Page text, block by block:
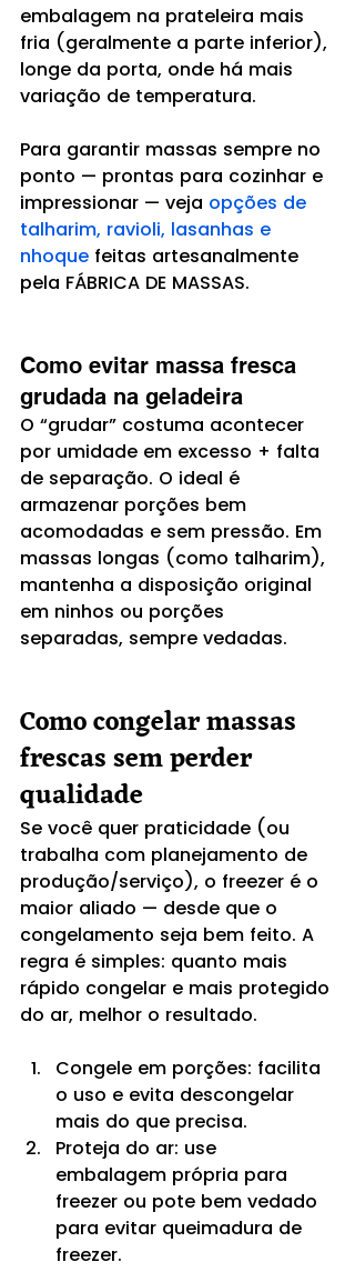
embalagem na prateleira mais
fria (geralmente a parte inferior),
longe da porta, onde há mais
variação de temperatura.
Para garantir massas sempre no
ponto — prontas para cozinhar e
impressionar — veja opções de
talharim, ravioli, lasanhas e
nhoque feitas artesanalmente
pela FÁBRICA DE MASSAS.
Como evitar massa fresca
grudada na geladeira
O “grudar” costuma acontecer
por umidade em excesso + falta
de separação. O ideal é
armazenar porções bem
acomodadas e sem pressão. Em
massas longas (como talharim),
mantenha a disposição original
em ninhos ou porções
separadas, sempre vedadas.
Como congelar massas
frescas sem perder
qualidade
Se você quer praticidade (ou
trabalha com planejamento de
produção/serviço), o freezer é o
maior aliado — desde que o
congelamento seja bem feito. A
regra é simples: quanto mais
rápido congelar e mais protegido
do ar, melhor o resultado.
Congele em porções: facilita
o uso e evita descongelar
mais do que precisa.
Proteja do ar: use
embalagem própria para
freezer ou pote bem vedado
para evitar queimadura de
freezer.